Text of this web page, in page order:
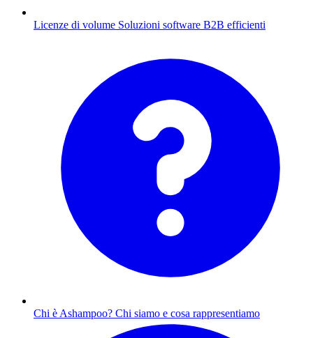
Licenze di volume Soluzioni software B2B efficienti
Chi è Ashampoo? Chi siamo e cosa rappresentiamo